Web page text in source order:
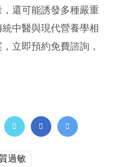
還可能誘發多種嚴重
中醫與現代營養學相
立即預約免費諮詢，
過敏